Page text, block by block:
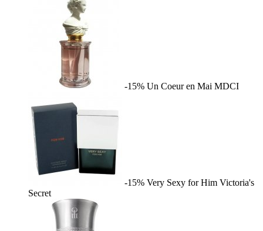
-15% Un Coeur en Mai MDCI
-15% Very Sexy for Him Victoria's
Secret